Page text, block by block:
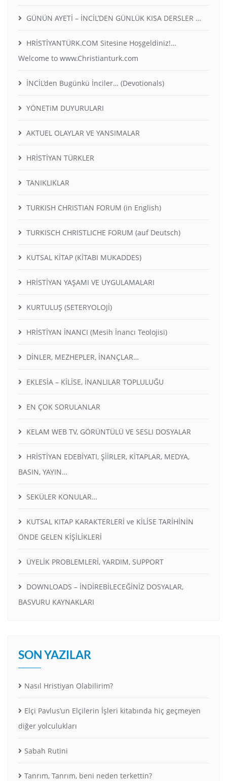
GÜNÜN AYETİ – İNCİL’DEN GÜNLÜK KISA DERSLER …
HRİSTİYANTÜRK.COM Sitesine Hoşgeldiniz!…
Welcome to www.Christianturk.com
İNCİL’den Bugünkü İnciler… (Devotionals)
YÖNETiM DUYURULARI
AKTUEL OLAYLAR VE YANSIMALAR
HRİSTİYAN TÜRKLER
TANIKLIKLAR
TURKISH CHRISTIAN FORUM (in English)
TURKISCH CHRISTLICHE FORUM (auf Deutsch)
KUTSAL KİTAP (KİTABI MUKADDES)
HRİSTİYAN YAŞAMI VE UYGULAMALARI
KURTULUŞ (SETERYOLOJİ)
HRİSTİYAN İNANCI (Mesih İnancı Teolojisi)
DİNLER, MEZHEPLER, İNANÇLAR…
EKLESİA – KİLİSE, İNANLILAR TOPLULUĞU
EN ÇOK SORULANLAR
KELAM WEB TV, GÖRÜNTÜLÜ VE SESLI DOSYALAR
HRİSTİYAN EDEBİYATI, ŞİİRLER, KİTAPLAR, MEDYA,
BASIN, YAYIN…
SEKÜLER KONULAR…
KUTSAL KITAP KARAKTERLERİ ve KİLİSE TARİHİNİN
ÖNDE GELEN KİŞİLİKLERİ
ÜYELİK PROBLEMLERİ, YARDIM, SUPPORT
DOWNLOADS – İNDİREBİLECEĞİNİZ DOSYALAR,
BASVURU KAYNAKLARI
SON YAZILAR
Nasıl Hristiyan Olabilirim?
Elçi Pavlus’un Elçilerin İşleri kitabında hiç geçmeyen
diğer yolculukları
Sabah Rutini
Tanrım, Tanrım, beni neden terkettin?